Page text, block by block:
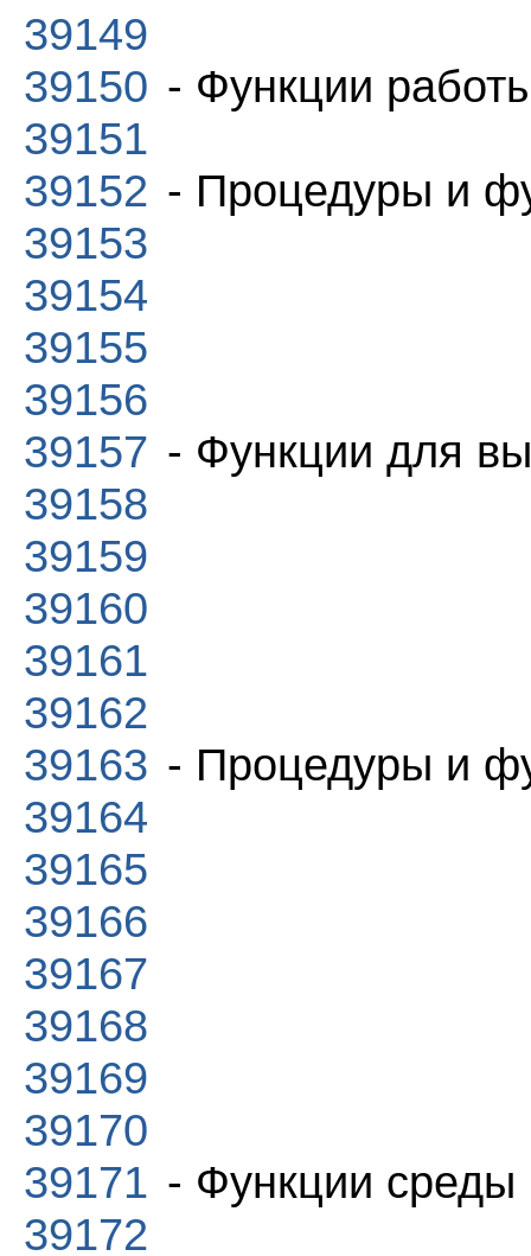
39149
39150 - Функции
39151
39152 - Процедуры и
39153
39154
39155
39156
39157 - Функции для
39158
39159
39160
39161
39162
39163 - Процедуры и
39164
39165
39166
39167
39168
39169
39170
39171 - Функции среды
39172